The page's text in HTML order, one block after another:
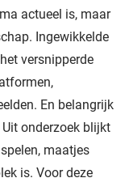
actueel is, maar
Ingewikkelde
versnipperde
En belangrijk
onderzoek blijkt
maatjes
is. Voor deze